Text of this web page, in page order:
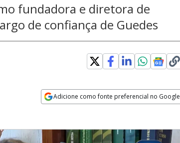
fundadora e diretora de
de confiança de Guedes
Adicione como fonte preferencial no Google